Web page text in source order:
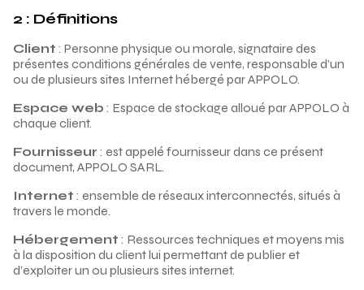
2 : Définitions
Client : Personne physique ou morale, signataire des
présentes conditions générales de vente, responsable d’un
ou de plusieurs sites Internet hébergé par APPOLO.
Espace web : Espace de stockage alloué par APPOLO à
chaque client.
Fournisseur : est appelé fournisseur dans ce présent
document, APPOLO SARL.
Internet : ensemble de réseaux interconnectés, situés à
travers le monde.
Hébergement : Ressources techniques et moyens mis
à la disposition du client lui permettant de publier et
d’exploiter un ou plusieurs sites internet.